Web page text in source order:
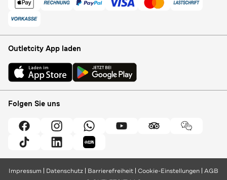
Outletcity App laden
Folgen Sie uns
Impressum Datenschutz Barrierefreiheit Cookie-Einstellungen AGB